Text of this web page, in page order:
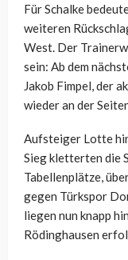
Für Schalke
weiteren
West. Der
sein: Ab dem
Jakob Fimpel, der
wieder an der
Aufsteiger Lotte
Sieg kletterten die
Tabellenplätze,
gegen Türkspor
liegen nun knapp
Rödinghausen